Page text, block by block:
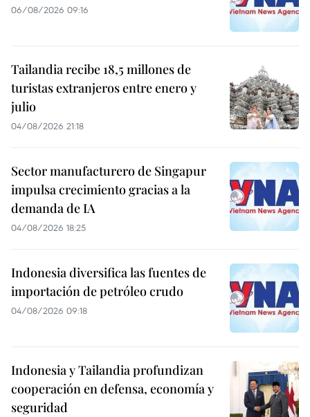
06/08/2026 09:16
Tailandia recibe 18,5 millones de
turistas extranjeros entre enero y
julio
04/08/2026 21:18
Sector manufacturero de Singapur
impulsa crecimiento gracias a la
demanda de IA
04/08/2026 18:25
Indonesia diversifica las fuentes de
importación de petróleo crudo
04/08/2026 09:18
Indonesia y Tailandia profundizan
cooperación en defensa, economía y
seguridad